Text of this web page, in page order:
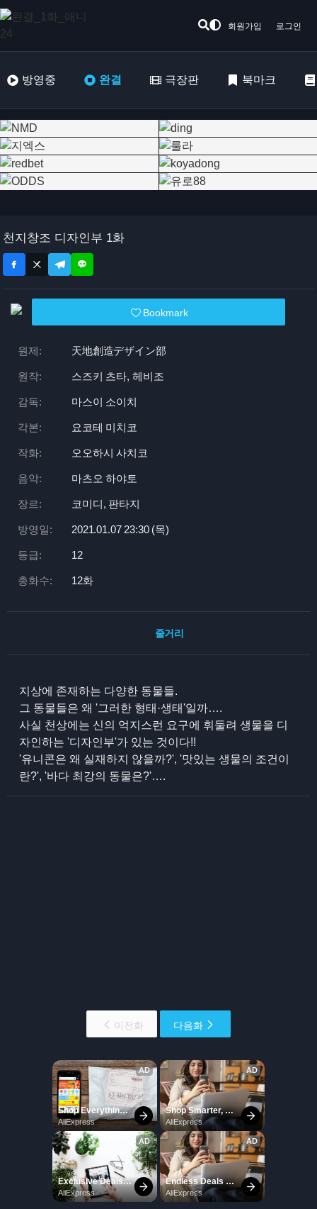
회원가입 로그인
방영중 완결 극장판 북마크
천지창조 디자인부 1화
Bookmark
원제: 天地創造デザイン部
원작: 스즈키 츠타, 헤비조
감독: 마스이 소이치
각본: 요코테 미치코
작화: 오오하시 사치코
음악: 마츠오 하야토
장르: 코미디, 판타지
방영일: 2021.01.07 23:30 (목)
등급: 12
총화수: 12화
줄거리
지상에 존재하는 다양한 동물들.
그 동물들은 왜 '그러한 형태·생태'일까….
사실 천상에는 신의 억지스런 요구에 휘둘려 생물을 디
자인하는 '디자인부'가 있는 것이다!!
'유니콘은 왜 실재하지 않을까?', '맛있는 생물의 조건이
란?', '바다 최강의 동물은?'….
이전화 다음화